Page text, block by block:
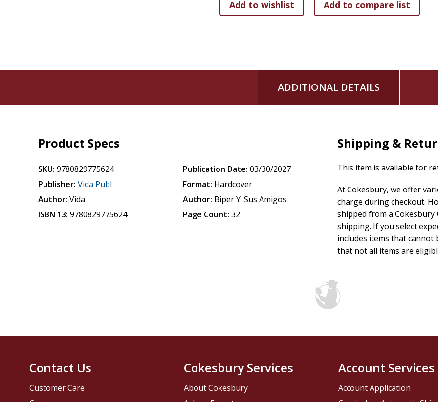
trayectoria enseñando valores bíblicos a través de
América Latina, Estados Unidos y España disfrutan de
putting others first.
his friends show that true strength comes from being
This book includes:
A story that teaches children (ages 3-5) the
The example of Lucas, who makes things right after
Colorful illustrations and accessible language for
Practical lessons about forgiveness, serving, and
A message that reinforces the theme "God makes us
is the most beloved Christian children's
Biper and His Friends
and grow in faith from their earliest years.
ADDITIONAL DETAILS
Product Specs
SKU: 9780829775624
Publisher: Vida Publ
Author: Vida
ISBN 13: 9780829775624
Publication Date: 03/30/2027
Format: Hardcover
Author: Biper Y. Sus Amigos
Page Count: 32
Shipping &
This item is available for
At Cokesbury, we offer
charge during checkout.
shipped from a
shipping. If you select
includes items that cannot
that not all items are
Contact Us
Customer Care
Cokesbury Services
About Cokesbury
Account Services
Account Application